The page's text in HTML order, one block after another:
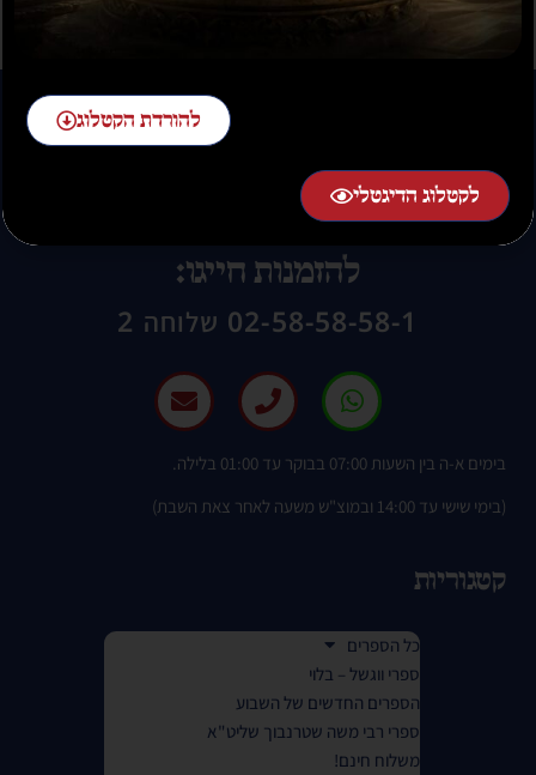
להזמנות חייגו:
02-58-58-58-1 שלוחה 2
בימים א-ה בין השעות 07:00 בבוקר עד 01:00 בלילה.
(בימי שישי עד 14:00 ובמוצ"ש משעה לאחר צאת השבת)
קטגוריות
כל הספרים
ספרי ווגשל – בלוי
הספרים החדשים של השבוע
ספרי רבי משה שטרנבוך שליט"א
משלוח חינם!
להורדת הקטלוג
לקטלוג הדיגטלי